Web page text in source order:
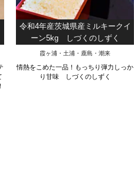
令和4年産茨城県産ミルキークイ
ーン5kg しづくのしずく
霞ヶ浦・土浦・鹿島・潮来
情熱をこめた一品！もっちり弾力しっか
り甘味 しづくのしずく